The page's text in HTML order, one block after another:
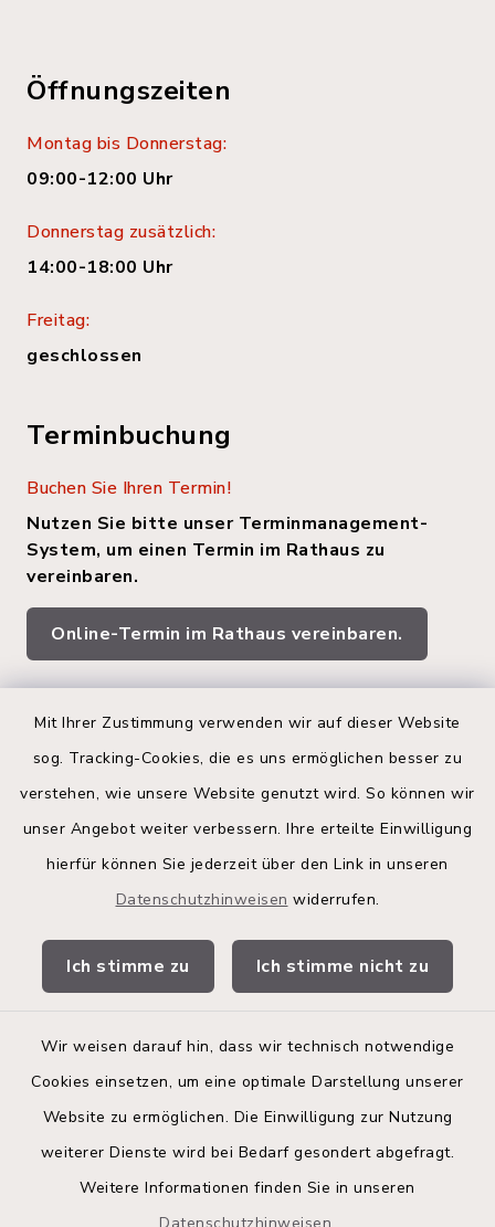
Mit Ihrer Zustimmung verwenden wir auf dieser Website
sog. Tracking-Cookies, die es uns ermöglichen besser zu
verstehen, wie unsere Website genutzt wird. So können wir
unser Angebot weiter verbessern. Ihre erteilte Einwilligung
hierfür können Sie jederzeit über den Link in unseren
Datenschutzhinweisen widerrufen.
Ich stimme zu Ich stimme nicht zu
Wir weisen darauf hin, dass wir technisch notwendige
Cookies einsetzen, um eine optimale Darstellung unserer
Website zu ermöglichen. Die Einwilligung zur Nutzung
weiterer Dienste wird bei Bedarf gesondert abgefragt.
Weitere Informationen finden Sie in unseren
Öffnungszeiten
Montag bis Donnerstag:
09:00-12:00 Uhr
Donnerstag zusätzlich:
14:00-18:00 Uhr
Freitag:
geschlossen
Terminbuchung
Buchen Sie Ihren Termin!
Nutzen Sie bitte unser Terminmanagement-
System, um einen Termin im Rathaus zu
vereinbaren.
Online-Termin im Rathaus vereinbaren.
Quicklinks
Land Schleswig-Holstein
Kita-Portal
Bürgerinformationsbroschüre
Barrierefreiheit